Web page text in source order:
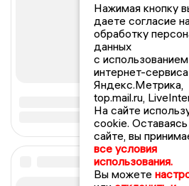
Нажимая кнопку
даете согласие
обработку
данных
с использованием
интернет-сервиса
Яндекс.Метрика,
top.mail.ru,
На сайте
cookie.
сайте, вы
все условия
использования.
Вы можете